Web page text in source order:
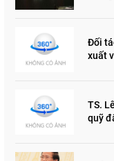
Đối
xuất
TS.
quỹ